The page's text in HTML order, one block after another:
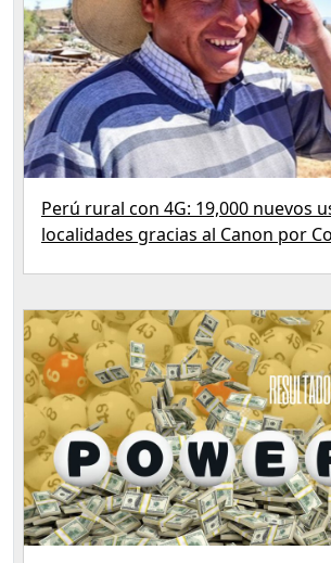
Perú rural con 4G: 19,000 nuevos
localidades gracias al Canon por